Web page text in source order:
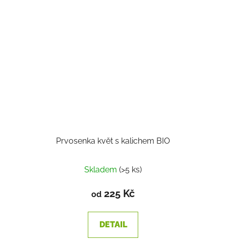
Prvosenka květ s kalichem BIO
Skladem (>5 ks)
od 225 Kč
DETAIL